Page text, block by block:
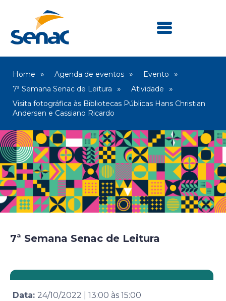
Home Agenda de eventos
Evento
7ª Semana Senac de Leitura
Atividade
Visita fotográfica às Bibliotecas Públicas Hans Christian
Andersen e Cassiano Ricardo
7ª Semana Senac de Leitura
Data: 24/10/2022 13:00 às 15:00